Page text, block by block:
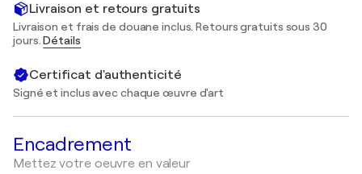
Livraison et retours gratuits
Livraison et frais de douane inclus. Retours gratuits sous 30
jours.Détails
Certificat d'authenticité
Signé et inclus avec chaque œuvre d'art
Encadrement
Mettez votre oeuvre en valeur